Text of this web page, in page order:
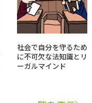
社会で自分を守るため
に不可欠な法知識とリ
ーガルマインド